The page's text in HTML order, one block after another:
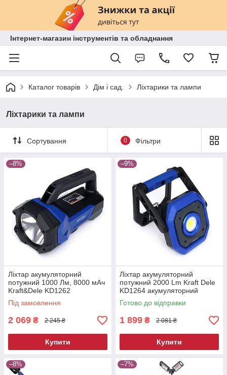
Інтернет-магазин інструментів та обладнання
Каталог товарів Дім і сад. Ліхтарики та лампи
Ліхтарики та лампи
Сортування 0 Фільтри
–8%
Ліхтар акумуляторний
потужний 1000 Лм, 8000 мАч
Kraft&Dele KD1262
акумуляторний ліхтар
Під замовлення
2 069 ₴ 2 245 ₴
Купити
–9%
Ліхтар акумуляторний
потужний 2000 Lm Kraft Dele
KD1264 акумуляторний
ліхтар
Готово до відправки
1 899 ₴ 2 081 ₴
Купити
–8% –7%